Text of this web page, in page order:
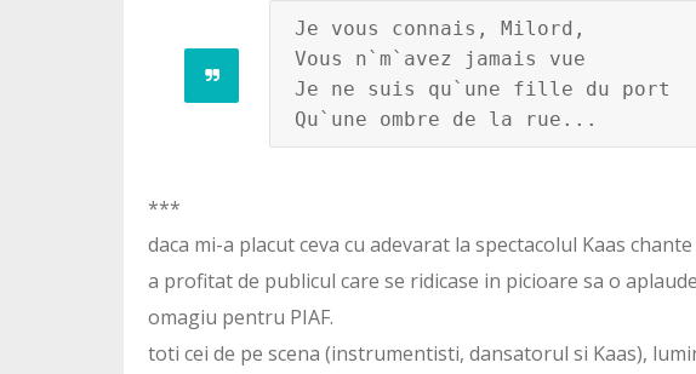
Je vous connais, Milord,
Vous n`m`avez jamais vue
Je ne suis qu`une fille du port
Qu`une ombre de la rue...
***
daca mi-a placut ceva cu adevarat la spectacolul Kaas
a profitat de publicul care se ridicase in picioare sa o
omagiu pentru PIAF.
toti cei de pe scena (instrumentisti, dansatorul si Kaas),